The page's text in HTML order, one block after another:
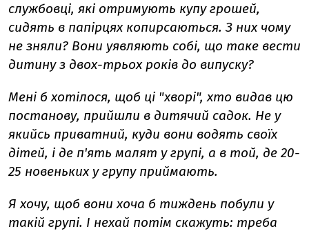
службовці, які отримують купу грошей,
сидять в папірцях копирсаються. З них чому
не зняли? Вони уявляють собі, що таке вести
дитину з двох-трьох років до випуску?
Мені б хотілося, щоб ці "хворі", хто видав цю
постанову, прийшли в дитячий садок. Не у
якийсь приватний, куди вони водять своїх
дітей, і де п'ять малят у групі, а в той, де 20-
25 новеньких у групу приймають.
Я хочу, щоб вони хоча б тиждень побули у
такій групі. І нехай потім скажуть: треба